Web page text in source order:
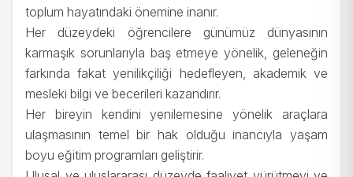
toplum hayatındaki önemine inanır.
Her düzeydeki öğrencilere günümüz dünyasının
karmaşık sorunlarıyla baş etmeye yönelik, geleneğin
farkında fakat yenilikçiliği hedefleyen, akademik ve
mesleki bilgi ve becerileri kazandırır.
Her bireyin kendini yenilemesine yönelik araçlara
ulaşmasının temel bir hak olduğu inancıyla yaşam
boyu eğitim programları geliştirir.